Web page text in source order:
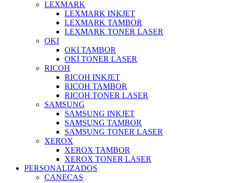
LEXMARK
LEXMARK INKJET
LEXMARK TAMBOR
LEXMARK TONER LASER
OKI
OKI TAMBOR
OKI TONER LASER
RICOH
RICOH INKJET
RICOH TAMBOR
RICOH TONER LASER
SAMSUNG
SAMSUNG INKJET
SAMSUNG TAMBOR
SAMSUNG TONER LASER
XEROX
XEROX TAMBOR
XEROX TONER LASER
PERSONALIZADOS
CANECAS